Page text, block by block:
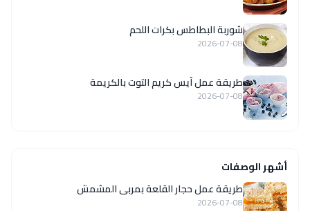
شوربة البطاطس بكرات اللحم
2026-07-08
طريقة عمل آيس كريم التوت بالكريمة
2026-07-08
أشهر الوصفات
طريقة عمل حجار القلعة بمربى المشمش
2026-07-08